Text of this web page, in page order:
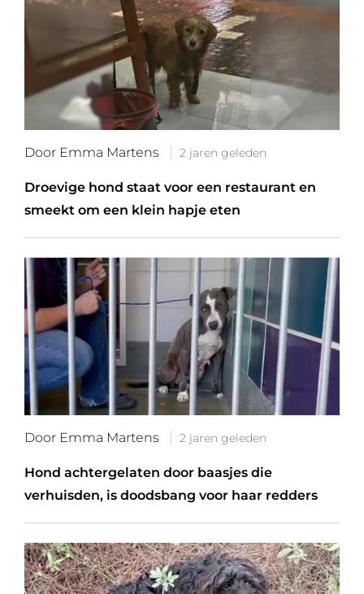
Door Emma Martens 2 jaren geleden
Droevige hond staat voor een restaurant en
smeekt om een klein hapje eten
Door Emma Martens 2 jaren geleden
Hond achtergelaten door baasjes die
verhuisden, is doodsbang voor haar redders